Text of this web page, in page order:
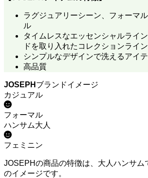
ラグジュアリーシーン、フォーマ
ル
タイムレスなエッセンシャルライ
ドを取り入れたコレクションライ
シンプルなデザインで洗えるアイ
高品質
JOSEPH ブランドイメージ
カジュアル
フォーマル
ハンサム大人
フェミニン
JOSEPHの商品の特徴は、大人ハンサム
のイメージです。